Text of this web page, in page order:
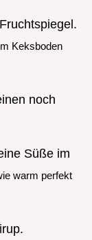
Keksboden
noch
Süße im
warm perfekt